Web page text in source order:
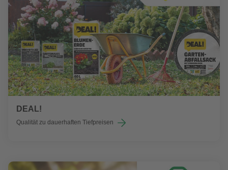
DEAL!
Qualität zu dauerhaften Tiefpreisen